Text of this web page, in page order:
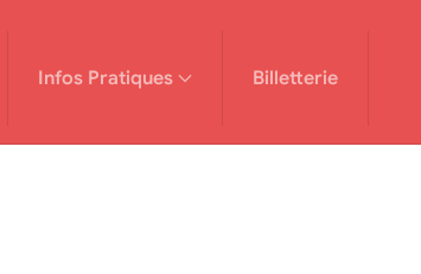
Infos Pratiques Billetterie